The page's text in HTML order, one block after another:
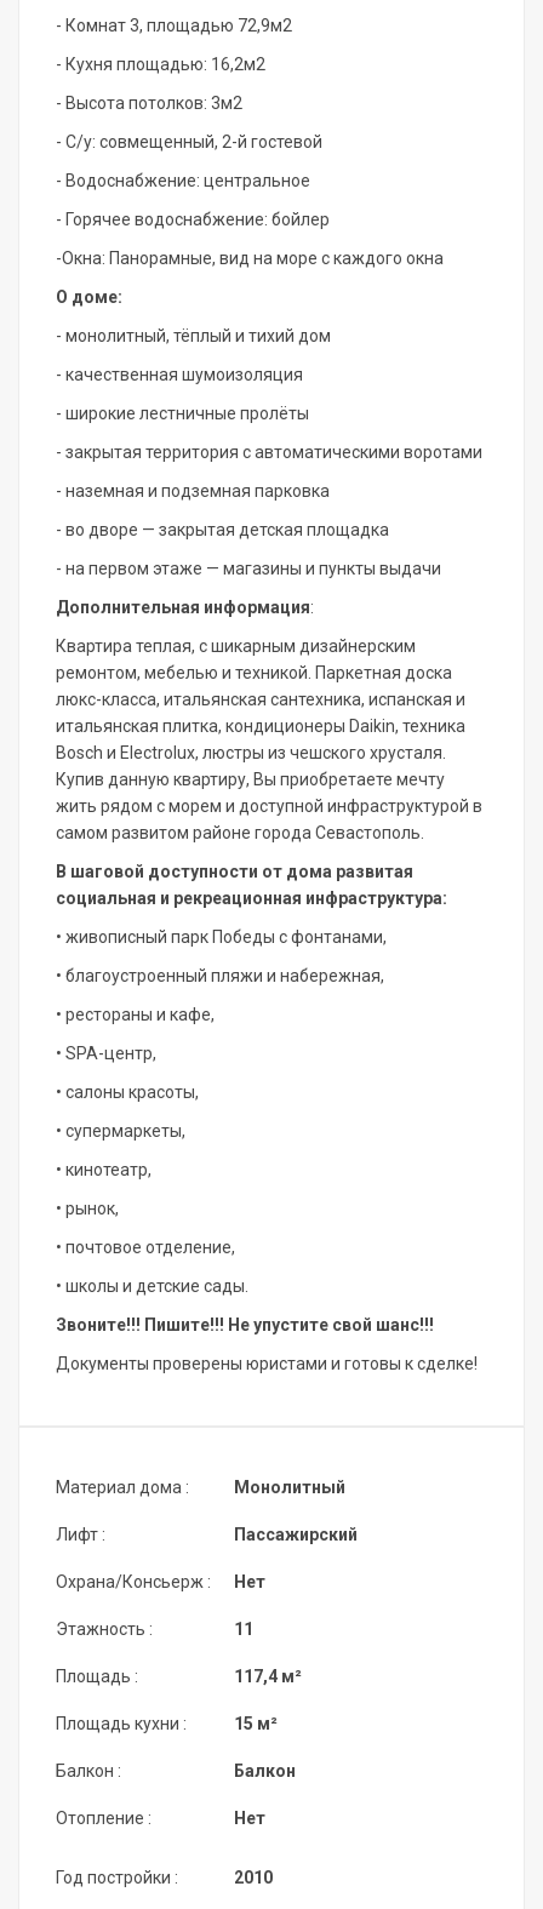
- Комнат 3, площадью 72,9м2
- Кухня площадью: 16,2м2
- Высота потолков: 3м2
- С/у: совмещенный, 2-й гостевой
- Водоснабжение: центральное
- Горячее водоснабжение: бойлер
-Окна: Панорамные, вид на море с каждого окна
О доме:
- монолитный, тёплый и тихий дом
- качественная шумоизоляция
- широкие лестничные пролёты
- закрытая территория с автоматическими воротами
- наземная и подземная парковка
- во дворе — закрытая детская площадка
- на первом этаже — магазины и пункты выдачи
Дополнительная информация:
Квартира теплая, с шикарным дизайнерским
ремонтом, мебелью и техникой. Паркетная доска
люкс-класса, итальянская сантехника, испанская и
итальянская плитка, кондиционеры Dаikin, техника
Воsсh и Еlесtrоluх, люстры из чешского хрусталя.
Купив данную квартиру, Вы приобретаете мечту
жить рядом с морем и доступной инфраструктурой в
самом развитом районе города Севастополь.
В шаговой доступности от дома развитая
социальная и рекреационная инфраструктура:
• живописный парк Победы с фонтанами,
• благоустроенный пляжи и набережная,
• рестораны и кафе,
• SРА-центр,
• салоны красоты,
• супермаркеты,
• кинотеатр,
• рынок,
• почтовое отделение,
• школы и детские сады.
Звоните!!! Пишите!!! Не упустите свой шанс!!!
Документы проверены юристами и готовы к сделке!
Материал дома :
Лифт :
Охрана/Консьерж :
Этажность :
Площадь :
Площадь кухни :
Балкон :
Отопление :
Монолитный
Пассажирский
Нет
11
117,4 м²
15 м²
Балкон
Нет
Год постройки : 2010